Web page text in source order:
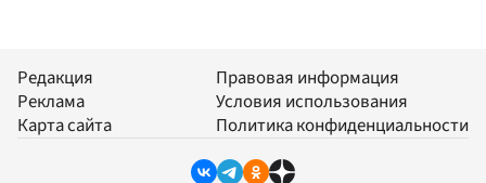
Редакция
Реклама
Карта сайта
Правовая информация
Условия использования
Политика конфиденциальности